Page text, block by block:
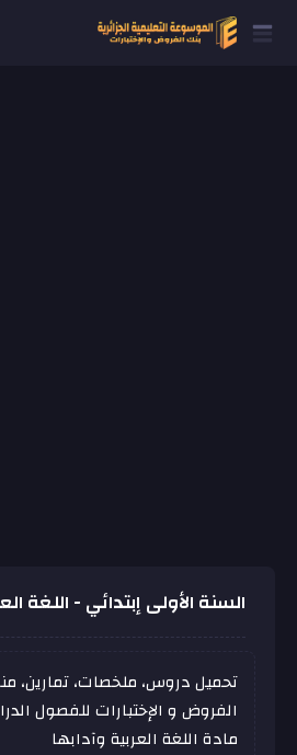
السنة الأولى إبتدائي - اللغة
تحميل دروس، ملخصات، تمارين،
الفروض و الإختبارات للفصول
مادة اللغة العربية وآدابها